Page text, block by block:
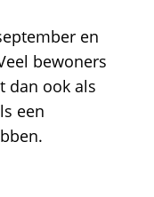
en
bewoners
dan ook als
een